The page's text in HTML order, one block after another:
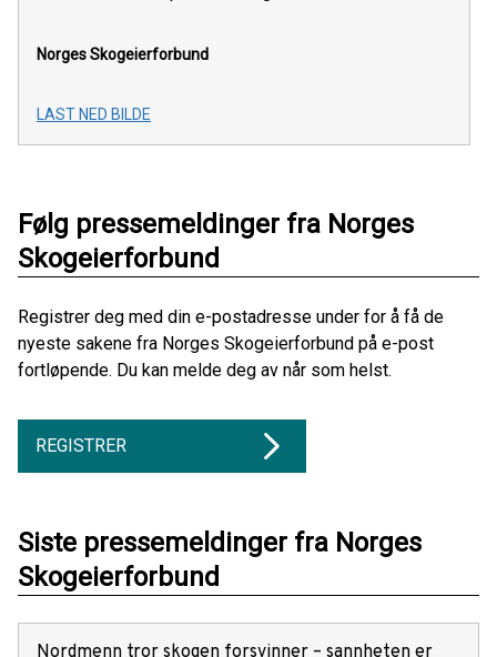
Norges Skogeierforbund
LAST NED BILDE
Følg pressemeldinger fra Norges
Skogeierforbund
Registrer deg med din e-postadresse under for å få de
nyeste sakene fra Norges Skogeierforbund på e-post
fortløpende. Du kan melde deg av når som helst.
REGISTRER
Siste pressemeldinger fra Norges
Skogeierforbund
Nordmenn tror skogen forsvinner – sannheten er